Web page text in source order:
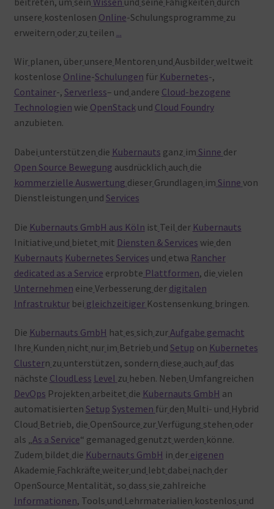
unsere kostenlosen Online-Schulungsprogramme zu
erweitern oder zu teilen ...
Wir planen, über unsere Mentoren und Ausbilder weltweit
kostenlose Online-Schulungen für Kubernetes-,
Container-, Serverless– und andere Cloud-bezogene
Technologien wie OpenStackund Cloud Foundry
anzubieten.
Dabei unterstützen die Kubernauts ganz im Sinne der
Open Source Bewegung ausdrücklich auch die
kommerzielle Auswertung dieser Grundlagen im Sinne von
Dienstleistungen und Services
Die Kubernauts GmbH aus Köln ist Teil der Kubernauts
Initiative und bietet mit Diensten & Services wie den
Kubernauts Kubernetes Services und etwa Rancher
dedicated as a Service erprobte Plattformen, die vielen
Unternehmen eine Verbesserung der digitalen
Infrastrukturbei gleichzeitiger Kostensenkung bringen.
Die Kubernauts GmbH hat es sich zurAufgabe gemacht
Ihre Kunden nicht nur im Betrieb und Setup on Kubernetes
Clustern zu unterstützen, sondern diese auch auf das
nächste CloudLess Level zu heben. Neben Umfangreichen
DevOps Projekten arbeitet die Kubernauts GmbH an
automatisierten Setup Systemen für den Multi- und Hybrid
Cloud Betrieb, die OpenSource zurVerfügung stehen oder
als „As a Service“ gemanaged genutzt werden könne.
Zudem bildet die Kubernauts GmbH in dereigenen
Akademie Fachkräfte weiter und lebt dabei nach der
OpenSource Mentalität, so dass sie zahlreiche
Informationen, Tools und Lehrmaterialien kostenlos und